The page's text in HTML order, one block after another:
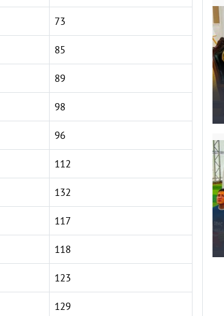
73
85
89
98
96
112
132
117
118
123
129